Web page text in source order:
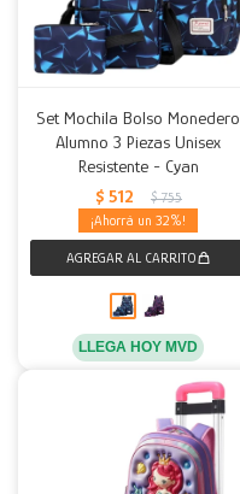
Set Mochila Bolso Monedero
Alumno 3 Piezas Unisex
Resistente - Cyan
$ 512 $ 755
32
LLEGA HOY MVD